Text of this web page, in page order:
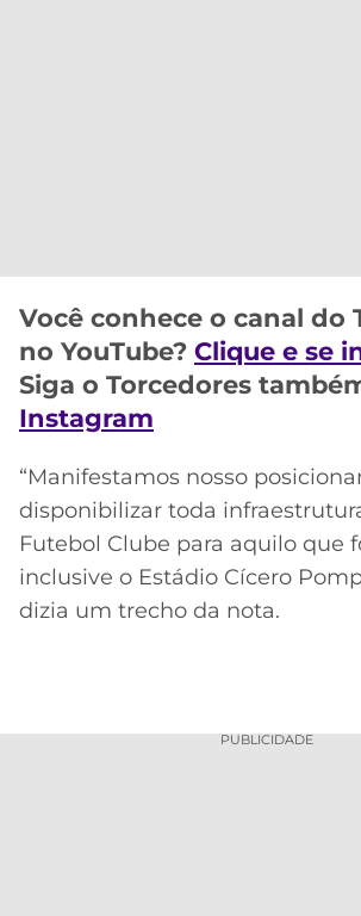
ONLINE
2026
INTERNACIONAL
GRÊMIO
ATLÉTICO
MG
CRUZEIRO
LALIGA
Você conhece o canal do
no YouTube? Clique e se
Siga o Torcedores
Instagram
“Manifestamos nosso
disponibilizar toda
Futebol Clube para aquilo que
inclusive o Estádio Cícero
dizia um trecho da nota.
PUBLICIDADE